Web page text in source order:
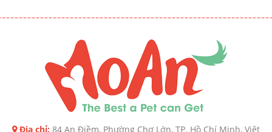
Địa chỉ: 84 An Điềm, Phường Chợ Lớn, TP. Hồ Chí Minh, Việt